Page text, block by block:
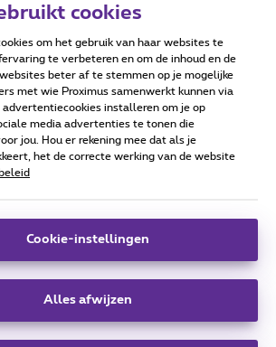
Accessibility statement
© Proximus
consumenteninfo
en wordt beheerd conform het
27 - B-1030 Brussel.
Solutions
cookies
om het gebruik van haar websites te
te verbeteren en om de inhoud en de
beter af te stemmen op je mogelijke
met wie Proximus samenwerkt kunnen via
advertentiecookies installeren om je op
media advertenties te tonen die
jou. Hou er rekening mee dat als je
het de correcte werking van de website
Cookie-instellingen
Alles afwijzen